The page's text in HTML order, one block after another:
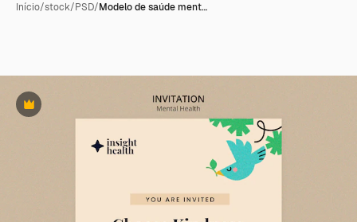
Início/stock/PSD/Modelo de saúde ment…
Premium